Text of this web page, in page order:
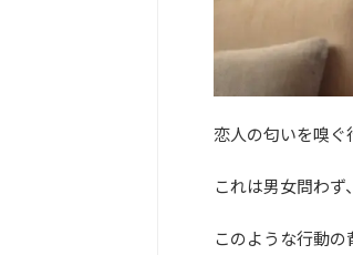
恋人の匂いを嗅ぐ
これは男女問わず
このような行動